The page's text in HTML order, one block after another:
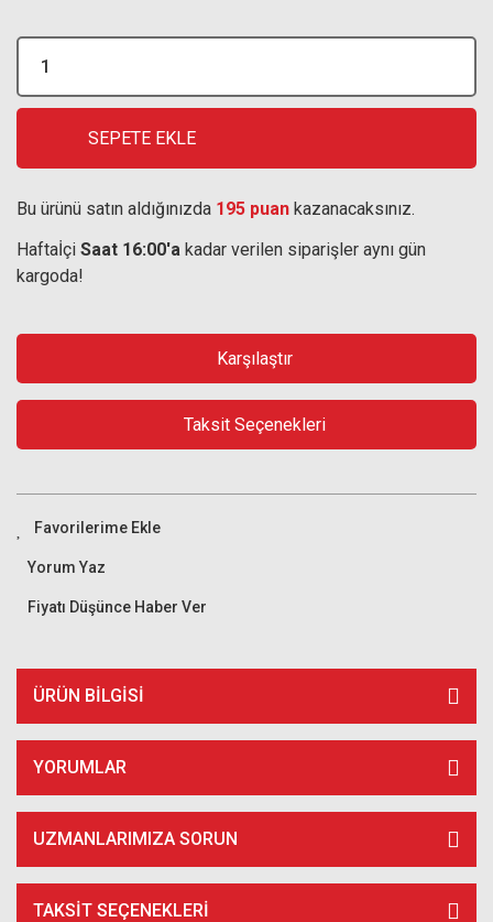
SEPETE EKLE
Bu ürünü satın aldığınızda 195 puan kazanacaksınız.
Haftaİçi Saat 16:00'a kadar verilen siparişler aynı gün
kargoda!
Karşılaştır
Taksit Seçenekleri
Yorum Yaz
Fiyatı Düşünce Haber Ver
ÜRÜN BILGISI
YORUMLAR
UZMANLARIMIZA SORUN
TAKSIT SEÇENEKLERI